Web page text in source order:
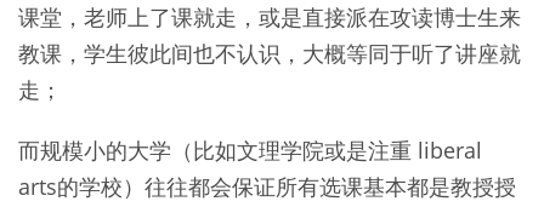
课堂，老师上了课就走，或是直接派在攻读博士生来
教课，学生彼此间也不认识，大概等同于听了讲座就
走；
而规模小的大学（比如文理学院或是注重 liberal
arts的学校）往往都会保证所有选课基本都是教授授